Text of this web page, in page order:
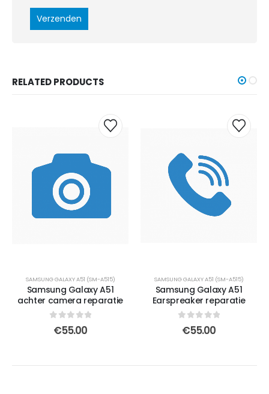
RELATED PRODUCTS
SAMSUNG GALAXY A51 (SM-A515)
Samsung Galaxy A51
achter camera reparatie
out of 5
€55.00
SAMSUNG GALAXY A51 (SM-A515)
Samsung Galaxy A51
Earspreaker reparatie
out of 5
€55.00